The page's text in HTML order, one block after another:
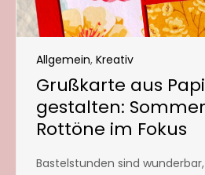
Allgemein, Kreativ
Grußkarte aus
gestalten:
Rottöne im Fokus
Bastelstunden sind